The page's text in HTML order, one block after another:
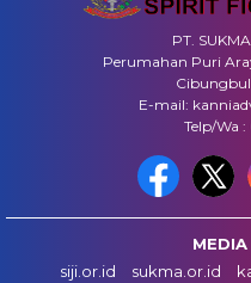
PT.
Perumahan Puri
E-mail:
Telp/Wa
siji.or.id
sukma.or.id